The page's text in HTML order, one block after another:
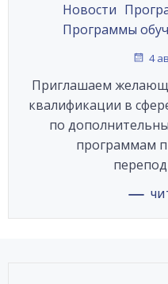
Новости
Программы
4
Приглашаем
квалификации в
по
программам